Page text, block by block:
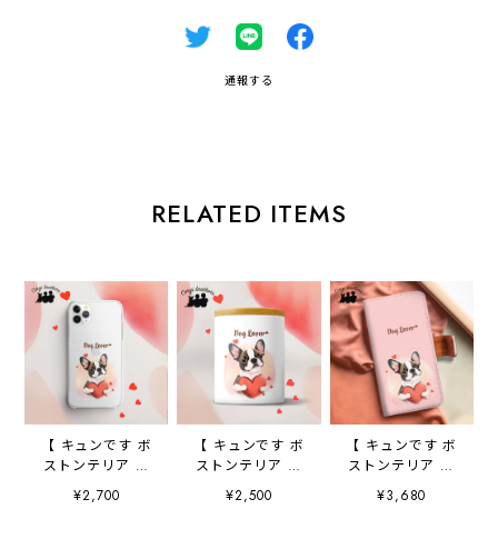
通報する
RELATED ITEMS
【 キュンです ボ
ストンテリア 】
スマホケース ク
リアソフトケー
¥2,700
【 キュンです ボ
ストンテリア 】
キャニスター 保
存容器 お家用
¥2,500
【 キュンです ボ
ストンテリア 】
手帳 スマホケー
ス 犬 うちの
¥3,680